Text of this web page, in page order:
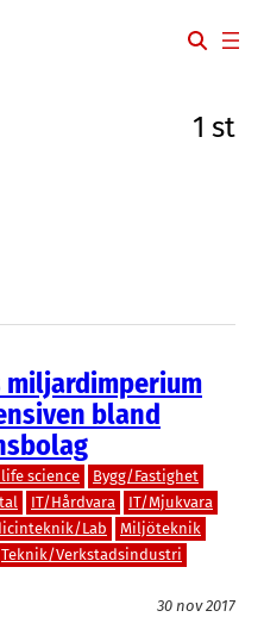
1 st
miljardimperium
bland
science
Bygg/Fastighet
IT/Hårdvara
IT/Mjukvara
Lab
Miljöteknik
Teknik/Verkstadsindustri
30 nov 2017